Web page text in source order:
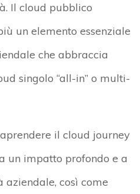
Il cloud pubblico
un elemento essenziale
che abbraccia
singolo “all-in” o multi-
il cloud journey
un impatto profondo e a
aziendale, così come